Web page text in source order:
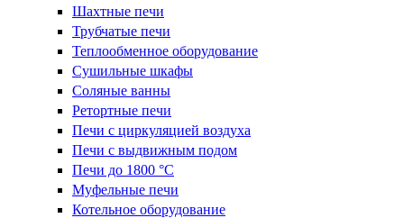
Шахтные печи
Трубчатые печи
Теплообменное оборудование
Сушильные шкафы
Соляные ванны
Ретортные печи
Печи с циркуляцией воздуха
Печи с выдвижным подом
Печи до 1800 °C
Муфельные печи
Котельное оборудование